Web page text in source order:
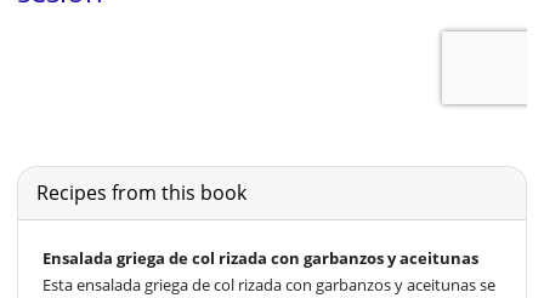
Recipes from this book
Ensalada griega de col rizada con garbanzos y aceitunas
Esta ensalada griega de col rizada con garbanzos y aceitunas se